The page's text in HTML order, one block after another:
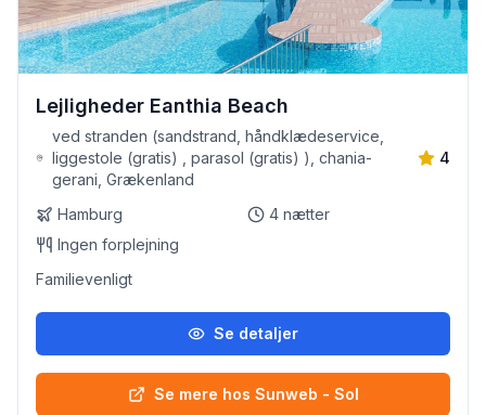
Lejligheder Eanthia Beach
ved stranden (sandstrand, håndklædeservice,
liggestole (gratis) , parasol (gratis) ), chania-
gerani, Grækenland
4
Hamburg 4 nætter
Ingen forplejning
Familievenligt
Se detaljer
Se mere hos Sunweb - Sol